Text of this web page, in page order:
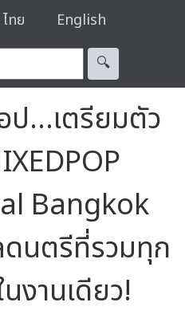
ไทย English
🔍︎
ป…เตรียมตัว
Bangkok
นตรีที่รวมทุก
งานเดียว!